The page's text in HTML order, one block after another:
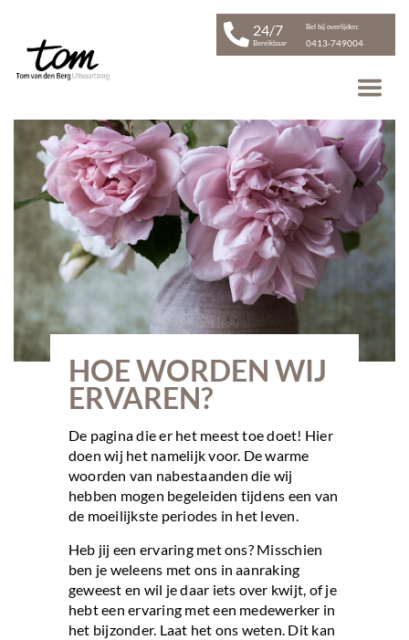
24/7
Bereikbaar
Bel bij overlijden:
0413-749004
HOE WORDEN WIJ
ERVAREN?
De pagina die er het meest toe doet! Hier
doen wij het namelijk voor. De warme
woorden van nabestaanden die wij
hebben mogen begeleiden tijdens een van
de moeilijkste periodes in het leven.
Heb jij een ervaring met ons? Misschien
ben je weleens met ons in aanraking
geweest en wil je daar iets over kwijt, of je
hebt een ervaring met een medewerker in
het bijzonder. Laat het ons weten. Dit kan